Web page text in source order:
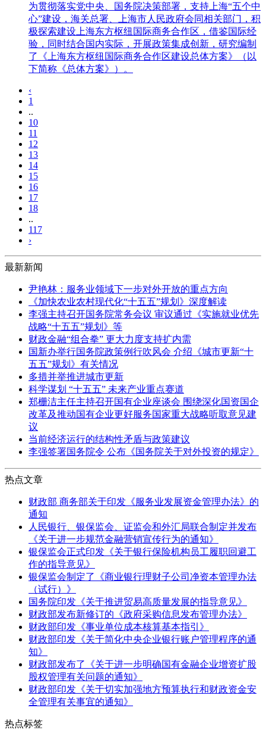
为贯彻落实党中央、国务院决策部署，支持上海“五个中
心”建设，海关总署、上海市人民政府会同相关部门，积
极探索建设上海东方枢纽国际商务合作区，借鉴国际经
验，同时结合国内实际，开展政策集成创新，研究编制
了《上海东方枢纽国际商务合作区建设总体方案》（以
下简称《总体方案》）。
‹
1
..
10
11
12
13
14
15
16
17
18
..
117
›
最新新闻
尹艳林：服务业领域下一步对外开放的重点方向
《加快农业农村现代化“十五五”规划》深度解读
李强主持召开国务院常务会议 审议通过《实施就业优先
战略“十五五”规划》等
财政金融“组合拳” 更大力度支持扩内需
国新办举行国务院政策例行吹风会 介绍《城市更新“十
五五”规划》有关情况
多措并举推进城市更新
科学谋划 “十五五” 未来产业重点赛道
郑栅洁主任主持召开国有企业座谈会 围绕深化国资国企
改革及推动国有企业更好服务国家重大战略听取意见建
议
当前经济运行的结构性矛盾与政策建议
李强签署国务院令 公布《国务院关于对外投资的规定》
热点文章
财政部 商务部关于印发《服务业发展资金管理办法》的
通知
人民银行、银保监会、证监会和外汇局联合制定并发布
《关于进一步规范金融营销宣传行为的通知》
银保监会正式印发《关于银行保险机构员工履职回避工
作的指导意见》
银保监会制定了《商业银行理财子公司净资本管理办法
（试行）》
国务院印发《关于推进贸易高质量发展的指导意见》
财政部发布新修订的《政府采购信息发布管理办法》
财政部印发《事业单位成本核算基本指引》
财政部印发《关于简化中央企业银行账户管理程序的通
知》
财政部发布了《关于进一步明确国有金融企业增资扩股
股权管理有关问题的通知》
财政部印发《关于切实加强地方预算执行和财政资金安
全管理有关事宜的通知》
热点标签